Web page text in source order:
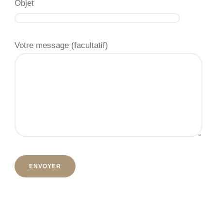
Objet
Votre message (facultatif)